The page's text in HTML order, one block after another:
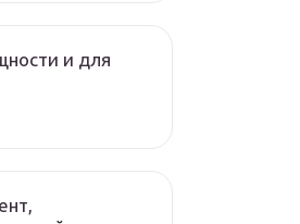
и для